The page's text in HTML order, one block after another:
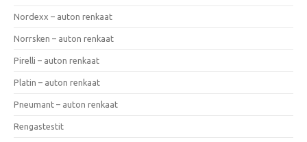
Nordexx – auton renkaat
Norrsken – auton renkaat
Pirelli – auton renkaat
Platin – auton renkaat
Pneumant – auton renkaat
Rengastestit